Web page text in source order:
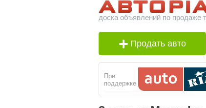
доска объявлений по продаже
Продать авто
При
поддержке